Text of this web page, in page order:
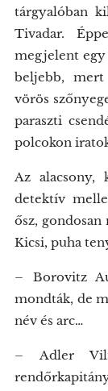
tárgyalóban
Tivadar.
megjelent egy
beljebb, mert
vörös
paraszti
polcokon
Az alacsony,
detektív
ősz,
Kicsi, puha
– Borovitz
mondták, de
név és arc…
– Adler